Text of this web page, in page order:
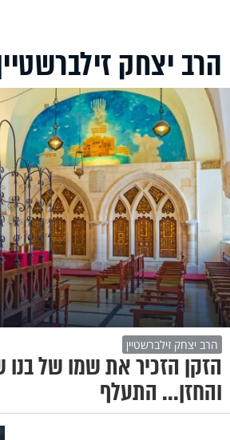
הרב יצחק
הרב יצחק זילברשטיין
הזקן הזכיר את שמו של
והחזן... התעלף